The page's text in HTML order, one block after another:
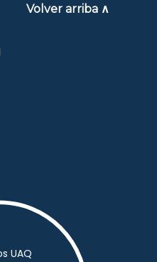
Volver arriba ∧
UAQ